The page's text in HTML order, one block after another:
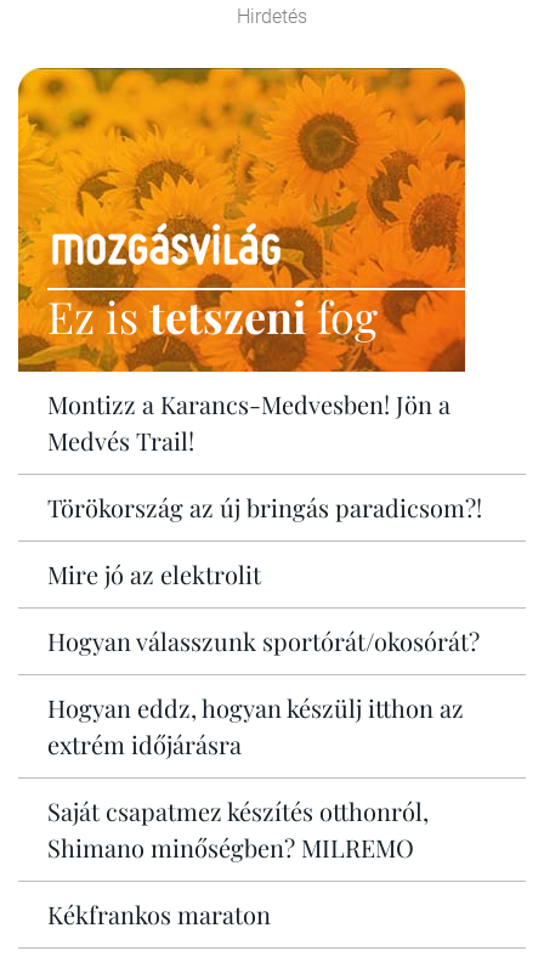
Hirdetés
Ez istetszenifog
Montizz a Karancs-Medvesben! Jön a
Medvés Trail!
Törökország az új bringás paradicsom?!
Mire jó az elektrolit
Hogyan válasszunk sportórát/okosórát?
Hogyan eddz, hogyan készülj itthon az
extrém időjárásra
Saját csapatmez készítés otthonról,
Shimano minőségben? MILREMO
Kékfrankos maraton